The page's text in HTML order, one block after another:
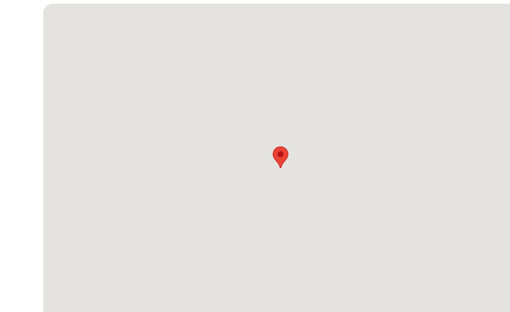
Mapa de Google